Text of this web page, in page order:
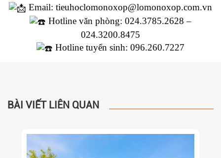
Email: tieuhoclomonoxop@lomonoxop.com.vn
Hotline văn phòng: 024.3785.2628 –
024.3200.8475
Hotline tuyển sinh: 096.260.7227
BÀI VIẾT LIÊN QUAN